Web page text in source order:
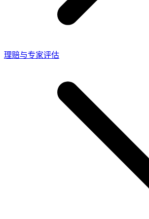
理赔与专家评估